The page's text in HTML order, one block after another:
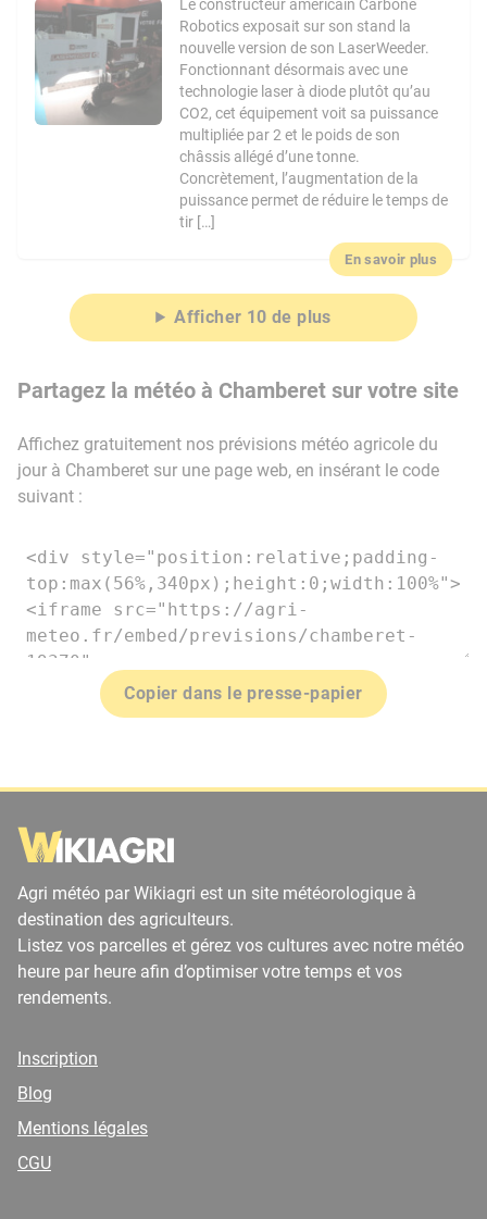
Le constructeur américain Carbone
Robotics exposait sur son stand la
nouvelle version de son LaserWeeder.
Fonctionnant désormais avec une
technologie laser à diode plutôt qu’au
CO2, cet équipement voit sa puissance
multipliée par 2 et le poids de son
châssis allégé d’une tonne.
Concrètement, l’augmentation de la
puissance permet de réduire le temps de
tir […]
En savoir plus
Afficher 10 de plus
Partagez la météo à Chamberet sur votre site
Affichez gratuitement nos prévisions météo agricole du
jour à Chamberet sur une page web, en insérant le code
suivant :
Copier dans le presse-papier
Agri météo par Wikiagri est un site météorologique à
destination des agriculteurs.
Listez vos parcelles et gérez vos cultures avec notre météo
heure par heure afin d’optimiser votre temps et vos
rendements.
Inscription
Blog
Mentions légales
CGU